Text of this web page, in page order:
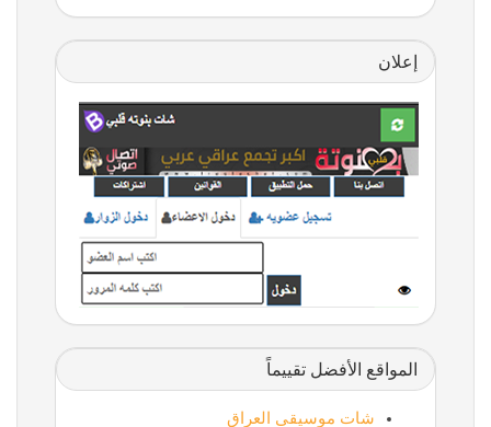
إعلان
المواقع الأفضل تقييماً
شات موسيقى العراق